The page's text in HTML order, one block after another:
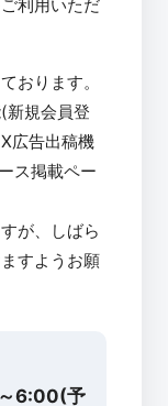
利用いただ
おります。
新規会員登
広告出稿機
ス掲載ペー
が、しばら
すようお願
6:00(予